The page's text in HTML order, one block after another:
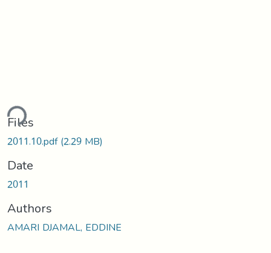
Files
2011.10.pdf(2.29 MB)
Date
2011
Authors
AMARI DJAMAL, EDDINE